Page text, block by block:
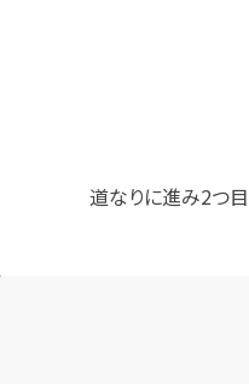
道なりに進み2つ目